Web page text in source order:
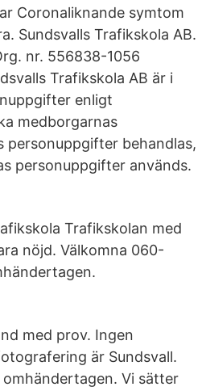
Coronaliknande symtom
Sundsvalls Trafikskola AB.
nr. 556838-1056
Trafikskola AB är i
enligt
medborgarnas
personuppgifter behandlas,
personuppgifter används.
Trafikskolan med
nöjd. Välkomna 060-
med prov. Ingen
är Sundsvall.
Vi sätter